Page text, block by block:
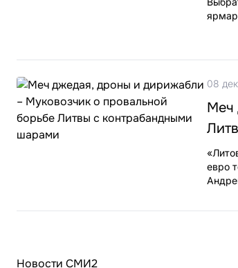
08
Меч
евро
Новости СМИ2